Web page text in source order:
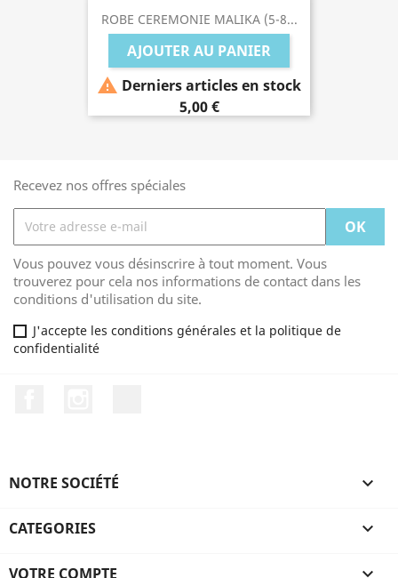
ROBE CEREMONIE MALIKA (5-8...
AJOUTER AU PANIER
 Derniers articles en stock
5,00 €
Recevez nos offres spéciales
Vous pouvez vous désinscrire à tout moment. Vous
trouverez pour cela nos informations de contact dans les
conditions d'utilisation du site.
J'accepte les conditions générales et la politique de
confidentialité
NOTRE SOCIÉTÉ 
CATEGORIES 
VOTRE COMPTE